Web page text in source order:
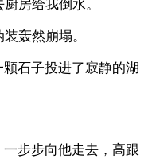
房给我倒水。
轰然崩塌。
石子投进了寂静的湖
步步向他走去，高跟